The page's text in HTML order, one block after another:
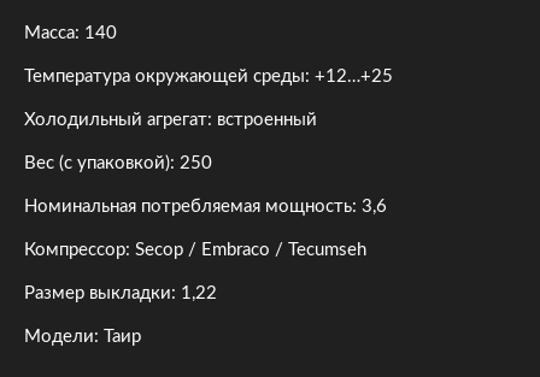
Масса: 140
Температура окружающей среды: +12…+25
Холодильный агрегат: встроенный
Вес (с упаковкой): 250
Номинальная потребляемая мощность: 3,6
Компрессор: Secop / Embraco / Tecumseh
Размер выкладки: 1,22
Модели: Таир